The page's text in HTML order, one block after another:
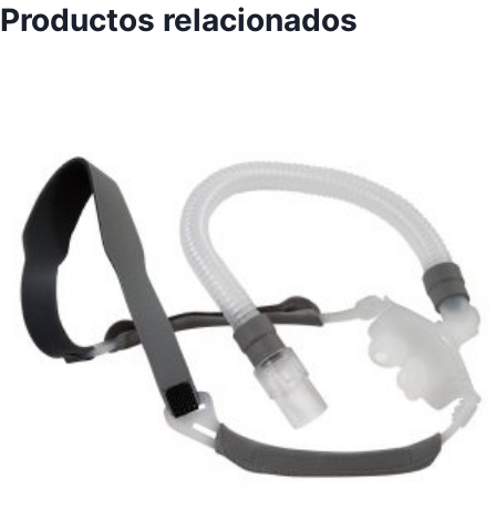
Productos relacionados